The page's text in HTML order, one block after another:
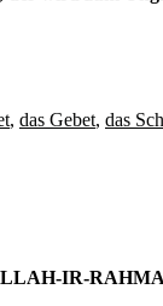
, das Gebet, das
IR-